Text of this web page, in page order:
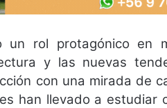
rol protagónico en
y las nuevas
con una mirada de
han llevado a estudiar